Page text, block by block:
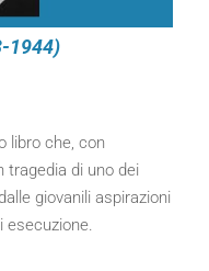
1944)
libro che, con
tragedia di uno dei
giovanili aspirazioni
esecuzione.